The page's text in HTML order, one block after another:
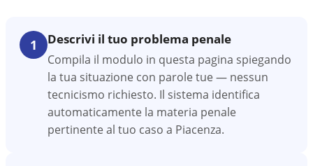
1 Descrivi il tuo problema penale
Compila il modulo in questa pagina spiegando
la tua situazione con parole tue — nessun
tecnicismo richiesto. Il sistema identifica
automaticamente la materia penale
pertinente al tuo caso a Piacenza.